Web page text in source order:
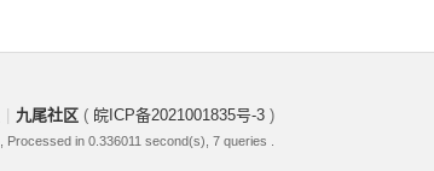
九尾社区 ( 皖ICP备2021001835号-3 )
, Processed in 0.336011 second(s), 7 queries .